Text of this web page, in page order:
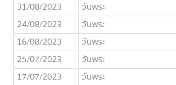
31/08/2023
วันพระ
24/08/2023
วันพระ
16/08/2023
วันพระ
25/07/2023
วันพระ
17/07/2023
วันพระ